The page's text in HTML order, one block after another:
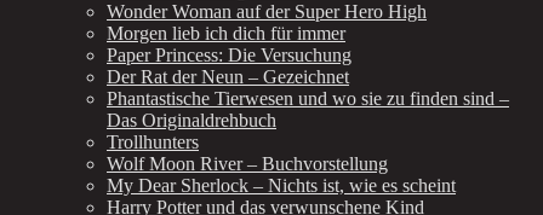
Wonder Woman auf der Super Hero High
Morgen lieb ich dich für immer
Paper Princess: Die Versuchung
Der Rat der Neun – Gezeichnet
Phantastische Tierwesen und wo sie zu finden sind –
Das Originaldrehbuch
Trollhunters
Wolf Moon River – Buchvorstellung
My Dear Sherlock – Nichts ist, wie es scheint
Harry Potter und das verwunschene Kind